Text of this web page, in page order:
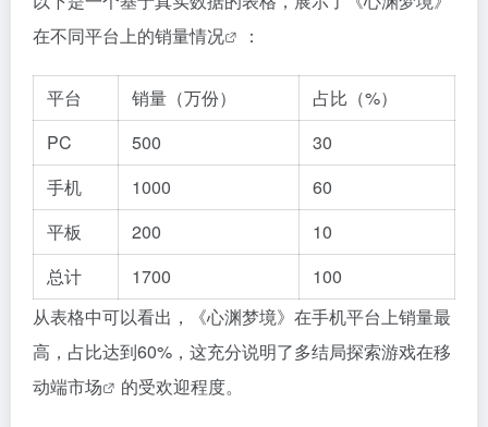
在不同平台上的销量情况 ：
平台 销量（万份）
占比（%）
PC
500
30
手机
1000
60
平板
200
10
总计
1700
100
从表格中可以看出，《心渊梦境》在手机平台上销量最
高，占比达到60%，这充分说明了多结局探索游戏在移
动端市场
的受欢迎程度。